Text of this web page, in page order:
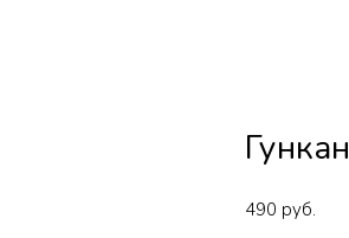
490 руб.